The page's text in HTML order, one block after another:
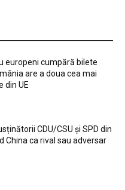
europeni cumpără bilete
are a doua cea mai
din UE
CDU/CSU și SPD din
China ca rival sau adversar